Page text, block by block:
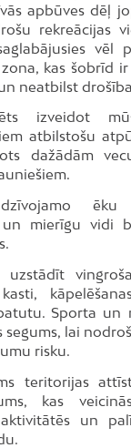
apbūves dēļ
rekreācijas
vēl
kas šobrīd
neatbilst
izveidot
atbilstošu
dažādām
ēku
mierīgu vidi
uzstādīt
Sporta un
segums, lai
risku.
teritorijas
kas
un